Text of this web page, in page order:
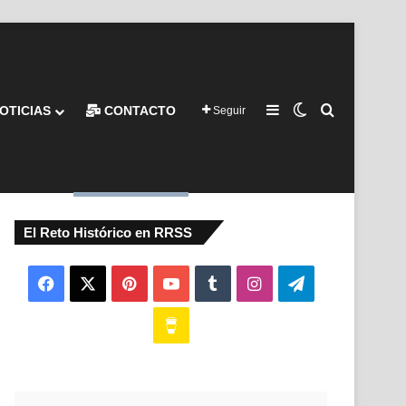
CONTACTO Seguir Barra lateral
Switch skin
El Reto Histórico en RRSS
Facebook PinterestYouTubeTumblrInstagramTelegram